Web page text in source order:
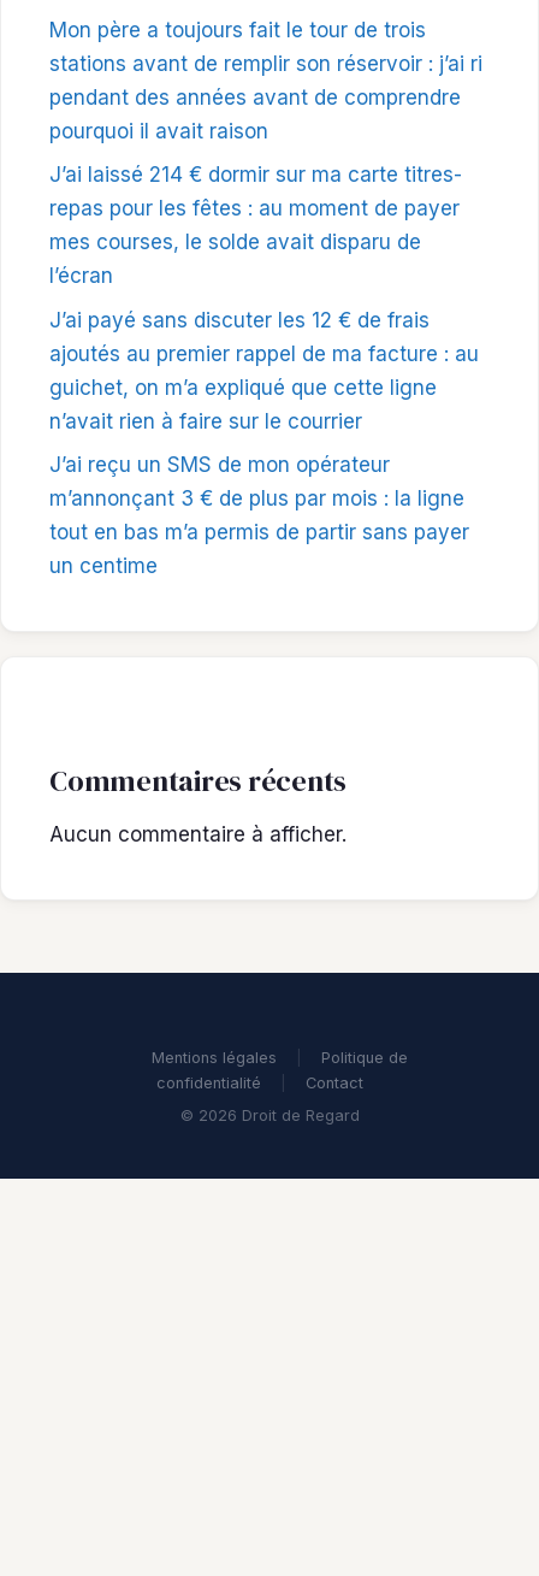
Mon père a toujours fait le tour de trois
stations avant de remplir son réservoir : j’ai ri
pendant des années avant de comprendre
pourquoi il avait raison
J’ai laissé 214 € dormir sur ma carte titres-
repas pour les fêtes : au moment de payer
mes courses, le solde avait disparu de
l’écran
J’ai payé sans discuter les 12 € de frais
ajoutés au premier rappel de ma facture : au
guichet, on m’a expliqué que cette ligne
n’avait rien à faire sur le courrier
J’ai reçu un SMS de mon opérateur
m’annonçant 3 € de plus par mois : la ligne
tout en bas m’a permis de partir sans payer
un centime
Commentaires récents
Aucun commentaire à afficher.
Mentions légales
Politique de
confidentialité
Contact
© 2026 Droit de Regard